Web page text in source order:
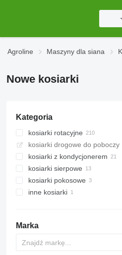
Agroline Maszyny dla siana
Nowe kosiarki
Kategoria
kosiarki rotacyjne
kosiarki drogowe do poboczy
kosiarki z kondycjonerem
kosiarki sierpowe
kosiarki pokosowe
inne kosiarki
Marka